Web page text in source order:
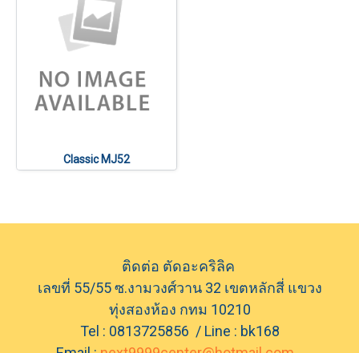
Classic MJ52
ติดต่อ ตัดอะคริลิค
เลขที่ 55/55 ซ.งามวงศ์วาน 32 เขตหลักสี่ แขวง
ทุ่งสองห้อง กทม 10210
Tel : 0813725856 / Line : bk168